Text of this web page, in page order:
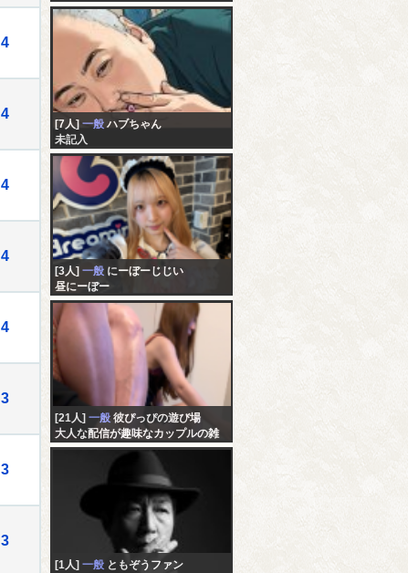
4
4
4
4
4
3
3
3
[7人] 一般 ハブちゃん
未記入
[3人] 一般 にーぼーじじい
昼にーぼー
[21人] 一般 彼ぴっぴの遊び場
大人な配信が趣味なカップルの雑
談…
[1人] 一般 ともぞうファン